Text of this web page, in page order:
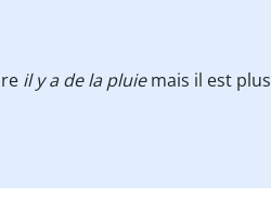
il y a de la pluiemais il est plus